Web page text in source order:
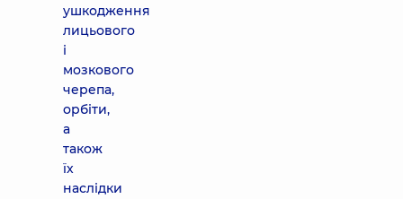
ушкодження
лицьового
і
мозкового
черепа,
орбіти,
а
також
їх
наслідки